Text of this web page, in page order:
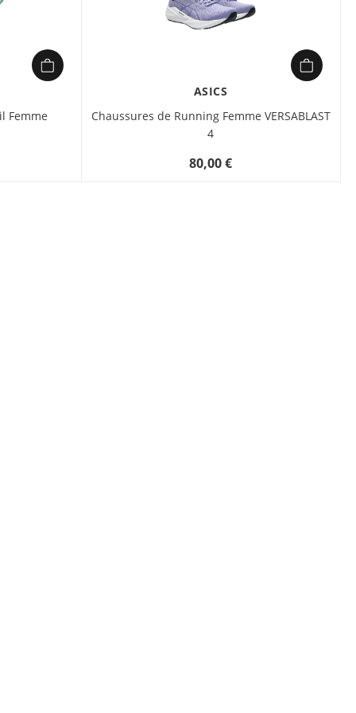
un confort optimal. Sa
semelle ASICSGRIP
exceptionnelle sur les
surfaces techniques,
et sa plaque anti-
efficacement contre
et respirante, elle est
Femme
ASICS
Chaussures de Running Femme VERSABLAST
4
80,00 €